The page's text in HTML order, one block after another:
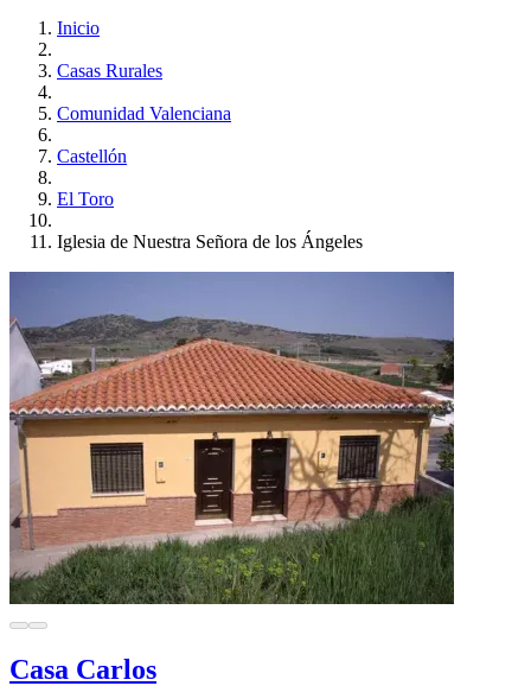
Inicio
Casas Rurales
Comunidad Valenciana
Castellón
El Toro
Iglesia de Nuestra Señora de los Ángeles
Casa Carlos